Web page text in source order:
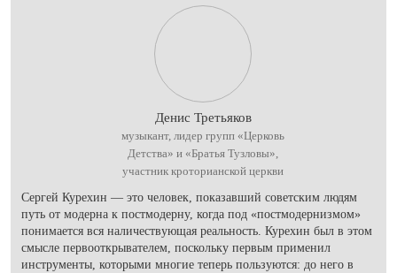
Денис Третьяков
музыкант, лидер групп «Церковь
Детства» и «Братья Тузловы»,
участник кроторианской церкви
Сергей Курехин — это человек, показавший советским людям
путь от модерна к постмодерну, когда под «постмодернизмом»
понимается вся наличествующая реальность. Курехин был в этом
смысле первооткрывателем, поскольку первым применил
инструменты, которыми многие теперь пользуются: до него в